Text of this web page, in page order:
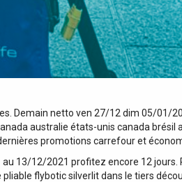
Demain netto ven 27/12 dim 05/01/
australie états-unis canada brésil
promotions carrefour et
13/12/2021 profitez encore 12 jours.
flybotic silverlit dans le tiers